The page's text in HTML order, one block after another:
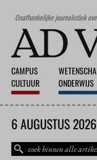
Onafhankelijke journalistiek
CAMPUS
CULTUUR
ONDERWIJS
6 AUGUSTUS 2026